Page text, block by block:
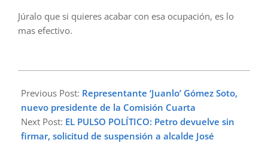
Júralo que si quieres acabar con esa ocupación, es lo
mas efectivo.
07-
27
Previous Post: Representante ‘Juanlo’ Gómez Soto,
nuevo presidente de la Comisión Cuarta
Next Post: EL PULSO POLÍTICO: Petro devuelve sin
firmar, solicitud de suspensión a alcalde José